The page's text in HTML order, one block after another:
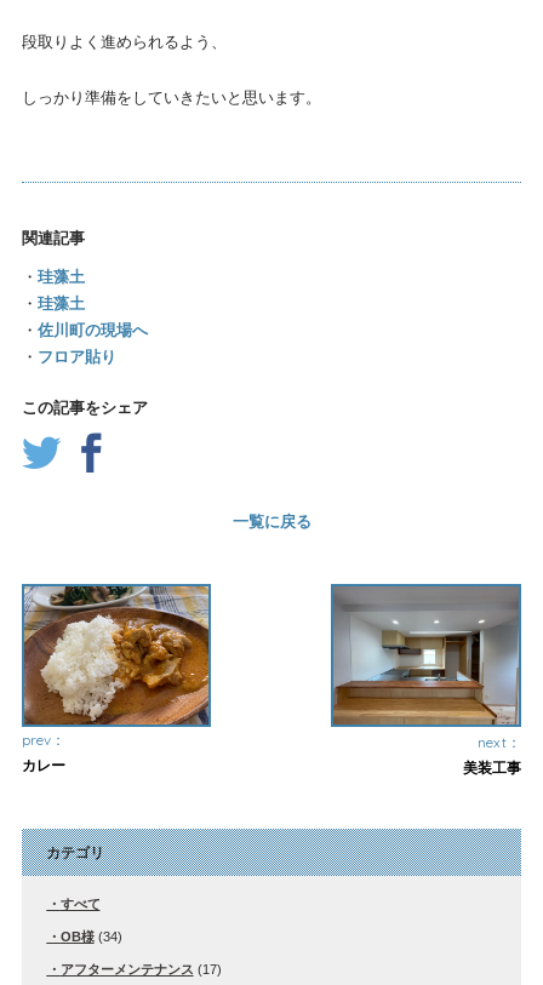
段取りよく進められるよう、
しっかり準備をしていきたいと思います。
関連記事
・ 珪藻土
・ 珪藻土
・ 佐川町の現場へ
・ フロア貼り
この記事をシェア
一覧に戻る
prev：
カレー
next：
美装工事
カテゴリ
すべて
OB様(34)
アフターメンテナンス (17)